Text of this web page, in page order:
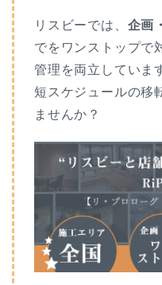
リスビーでは、 企画
でをワンストップで
管理を両立していま
短スケジュールの移
ませんか？